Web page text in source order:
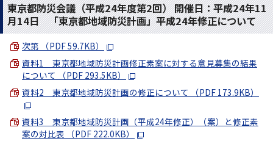
東京都防災会議（平成24年度第2回） 開催日：平成24年11
月14日 「東京都地域防災計画」平成24年修正について
次第 （PDF 59.7KB）
資料1 東京都地域防災計画修正素案に対する意見募集の結果
について （PDF 293.5KB）
資料2 東京都地域防災計画の修正について （PDF 173.9KB）
資料3 東京都地域防災計画（平成24年修正）（案）と修正素
案の対比表 （PDF 222.0KB）